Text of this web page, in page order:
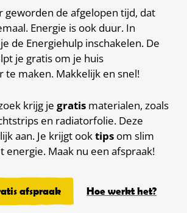
geworden de afgelopen tijd, dat
Energie is ook duur. In
de Energiehulp inschakelen. De
je gratis om je huis
te maken. Makkelijk en snel!
krijg je gratis materialen, zoals
en radiatorfolie. Deze
aan. Je krijgt ooktips om slim
energie. Maak nu een afspraak!
afspraak Hoe werkt het?